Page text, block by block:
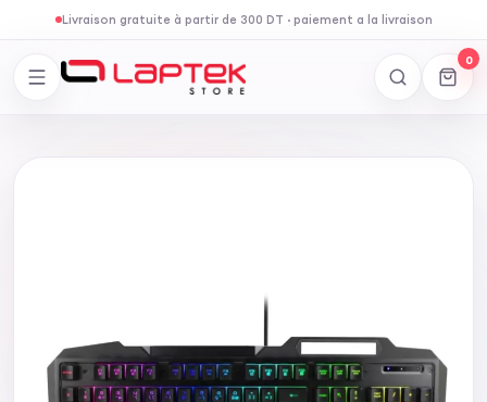
Livraison gratuite à partir de 300 DT ·paiement a la livraison
0